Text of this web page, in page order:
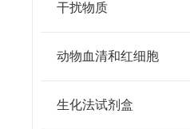
干扰物质
动物血清和红细胞
生化法试剂盒